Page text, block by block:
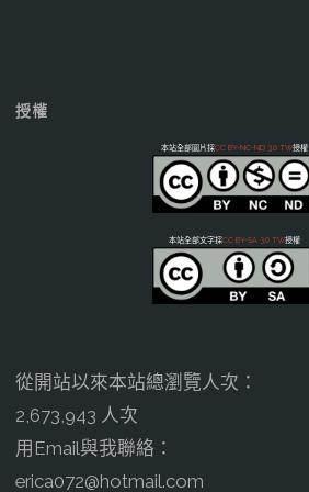
授權
本站全部圖片採CC BY-NC-ND 3.0 TW授權
本站全部文字採CC BY-SA 3.0 TW授權
從開站以來本站總瀏覽人次：
2,673,943 人次
用Email與我聯絡：
erica072@hotmail.com